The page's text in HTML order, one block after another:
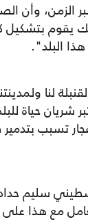
الزمن، وأن
يقوم
البلد".
يعتبر شريان
تسبب
سليم
مع هذا